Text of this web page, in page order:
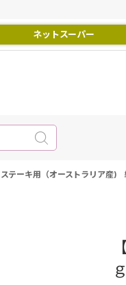
ネットスーパー
ステーキ用（オーストラリア産)